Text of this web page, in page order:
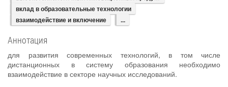
вклад в образовательные технологии
взаимодействие и включение
...
Аннотация
для развития современных технологий, в том числе
дистанционных в систему образования необходимо
взаимодействие в секторе научных исследований.